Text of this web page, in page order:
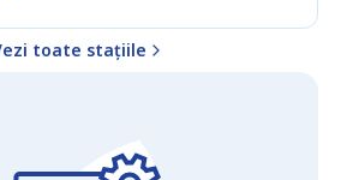
toate stațiile